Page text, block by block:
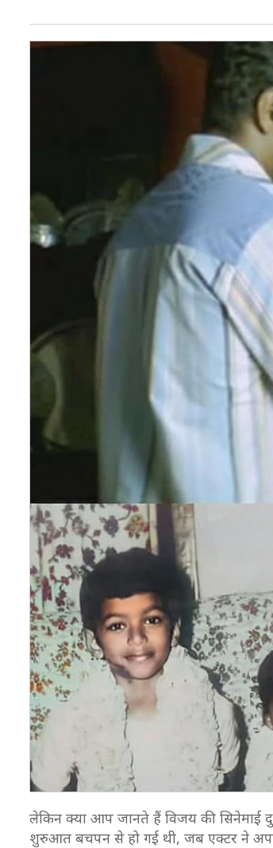
लेकिन क्या आप जानते हैं विजय की सिनेमाई
शुरुआत बचपन से हो गई थी, जब एक्टर ने अपनी